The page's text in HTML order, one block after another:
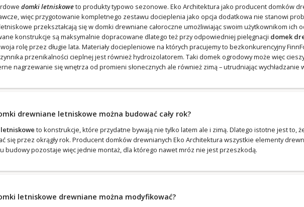
domki letniskoweto produkty typowo sezonowe. Eko Architektura jako producent domków
więc przygotowanie kompletnego zestawu docieplenia jako opcja dodatkowa nie stanowi
przekształcają się w domki drewniane całoroczne umożliwiając swoim użytkownikom ich
konstrukcje są maksymalnie dopracowane dlatego też przy odpowiedniej pielęgnacji domek
rolę przez długie lata. Materiały dociepleniowe na których pracujemy to bezkonkurencyjny
przenikalności cieplnej jest również hydroizolatorem. Taki domek ogrodowy może więc
nagrzewanie się wnętrza od promieni słonecznych ale również zimą – utrudniając wychładzanie
drewniane letniskowe można budować cały rok?
to konstrukcje, które przydatne bywają nie tylko latem ale i zimą. Dlatego istotne jest to,
się przez okrągły rok. Producent domków drewnianych Eko Architektura wszystkie elementy
budowy pozostaje więc jednie montaż, dla którego nawet mróz nie jest przeszkodą.
letniskowe drewniane można modyfikować?